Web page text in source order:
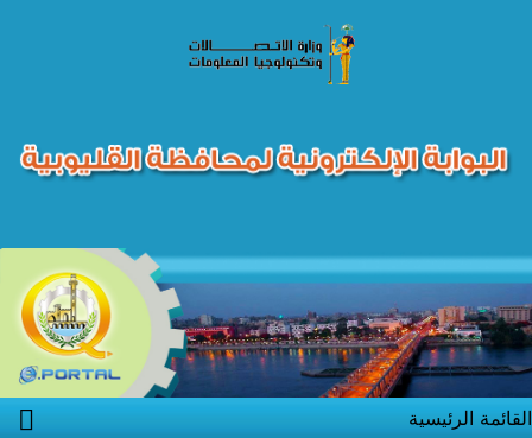
القائمة الرئيسية